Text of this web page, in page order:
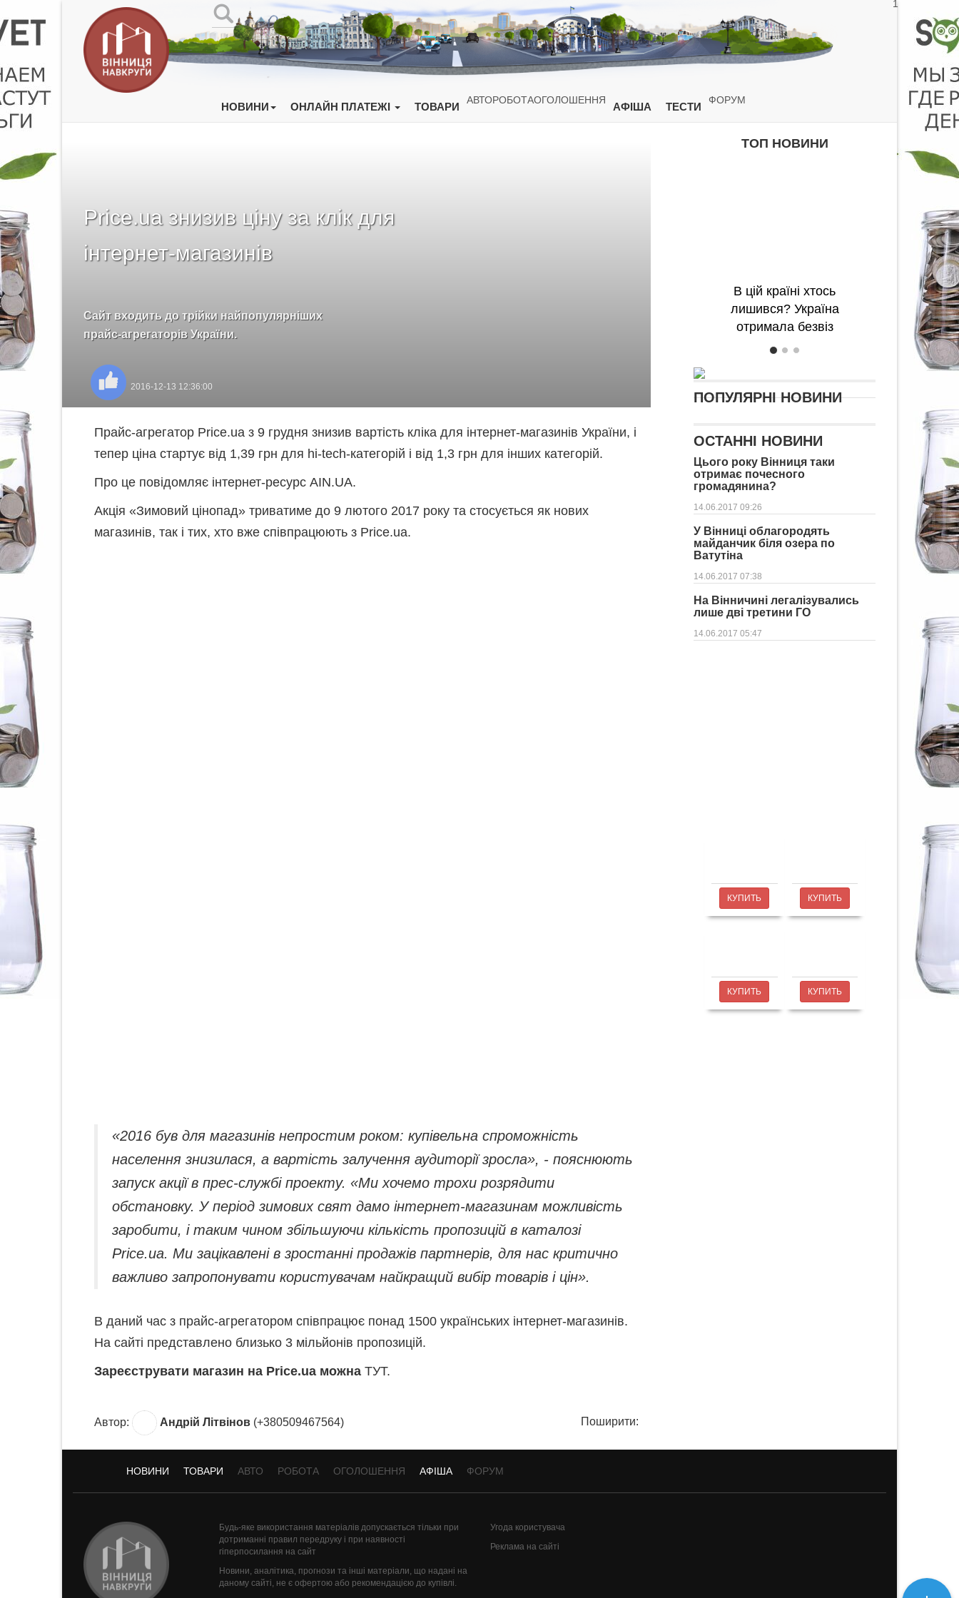
1
НОВИНИ ОНЛАЙН ПЛАТЕЖІ ТОВАРИ
АВТОРОБОТАОГОЛОШЕННЯ
АФІША ТЕСТИ
ФОРУМ
Price.ua знизив ціну за клік для
інтернет-магазинів
Сайт входить до трійки найпопулярніших
прайс-агрегаторів України.
2016-12-13 12:36:00
Прайс-агрегатор Price.ua з 9 грудня знизив вартість кліка для інтернет-магазинів України, і
тепер ціна стартує від 1,39 грн для hi-tech-категорій і від 1,3 грн для інших категорій.
Про це повідомляє інтернет-ресурс AIN.UA.
Акція «Зимовий цінопад» триватиме до 9 лютого 2017 року та стосується як нових
магазинів, так і тих, хто вже співпрацюють з Price.ua.
«2016 був для магазинів непростим роком: купівельна спроможність
населення знизилася, а вартість залучення аудиторії зросла», - пояснюють
запуск акції в прес-службі проекту. «Ми хочемо трохи розрядити
обстановку. У період зимових свят дамо інтернет-магазинам можливість
заробити, і таким чином збільшуючи кількість пропозицій в каталозі
Price.ua. Ми зацікавлені в зростанні продажів партнерів, для нас критично
важливо запропонувати користувачам найкращий вибір товарів і цін».
В даний час з прайс-агрегатором співпрацює понад 1500 українських інтернет-магазинів.
На сайті представлено близько 3 мільйонів пропозицій.
Зареєструвати магазин на Price.ua можна ТУТ.
Автор: Андрій Літвінов (+380509467564) Поширити:
ТОП НОВИНИ
В цій країні хтось
лишився? Україна
отримала безвіз
ПОПУЛЯРНІ НОВИНИ
ОСТАННІ НОВИНИ
Цього року Вінниця таки
отримає почесного
громадянина?
14.06.2017 09:26
У Вінниці облагородять
майданчик біля озера по
Ватутіна
14.06.2017 07:38
На Вінничині легалізувались
лише дві третини ГО
14.06.2017 05:47
КУПИТЬ КУПИТЬ
КУПИТЬ КУПИТЬ
НОВИНИ ТОВАРИ АВТО РОБОТА ОГОЛОШЕННЯ АФІША ФОРУМ
Будь-яке використання матеріалів допускається тільки при
дотриманні правил передруку і при наявності
гіперпосилання на сайт
Новини, аналітика, прогнози та інші матеріали, що надані на
даному сайті, не є офертою або рекомендацією до купівлі.
Угода користувача
Реклама на сайті